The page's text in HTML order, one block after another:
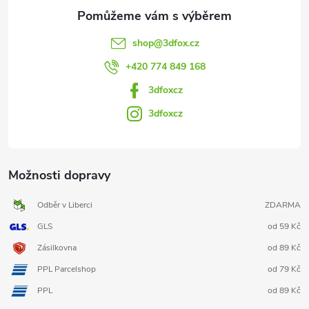
Možnosti dopravy
Odběr v Liberci
ZDARMA
GLS
od 59 Kč
Zásilkovna
od 89 Kč
PPL Parcelshop
od 79 Kč
PPL
od 89 Kč
shop@3dfox.cz
+420 774 849 168
3dfoxcz
3dfoxcz